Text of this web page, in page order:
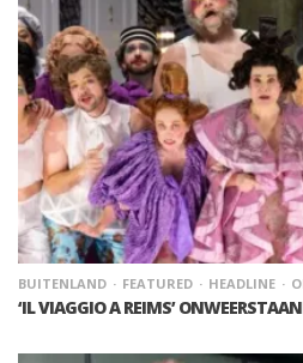
BUITENLAND FEATURED HEADLINE
‘IL VIAGGIO A REIMS’